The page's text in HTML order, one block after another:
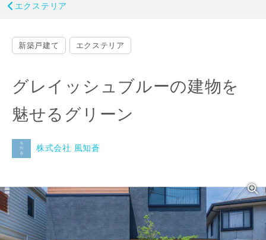
エクステリア
新築戸建て エクステリア
グレイッシュブルーの建物を
魅せるグリーン
株式会社 風知蒼